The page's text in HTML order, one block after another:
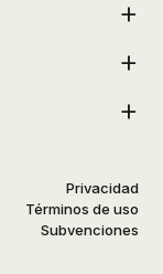
Privacidad
Términos de uso
Subvenciones